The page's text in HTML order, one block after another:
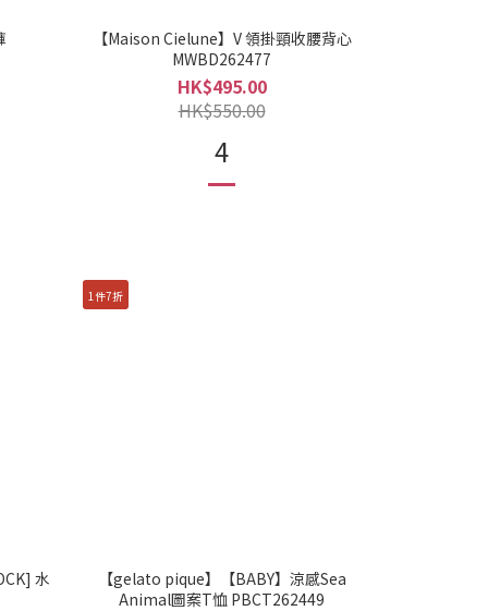
【Maison Cielune】V 領掛頸收腰背心
MWBD262477
HK$495.00
HK$550.00
4
水
1件7折
【gelato pique】【BABY】涼感Sea
Animal圖案T恤 PBCT262449